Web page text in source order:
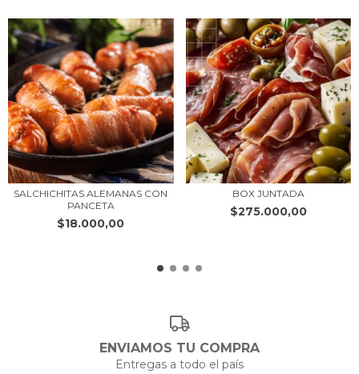
SALCHICHITAS ALEMANAS CON
PANCETA
$18.000,00
BOX JUNTADA
$275.000,00
ENVIAMOS TU COMPRA
Entregas a todo el país